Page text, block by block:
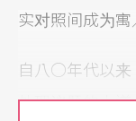
实对照间成为寓
自八○年代以来
处理议题的力